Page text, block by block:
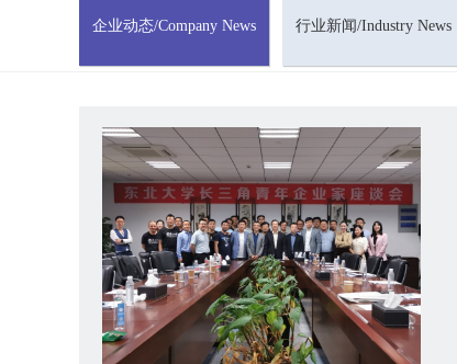
企业动态/Company News 行业新闻/Industry News